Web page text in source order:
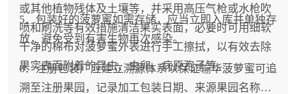
或其他植物残体及土壤等，并采用高压气枪或水枪吹
喷和刷洗等有效措施清洁果实表面，必要时可用细软
干净的棉布对菠萝蜜外表进行手工擦拭，以有效去除
果实表面附着的昆虫、虫卵、病原孢子等。
5．包装好的菠萝蜜如需存储，应当立即入库并单独存
放，避免受到有害生物再次感染。
6．注册包装厂应建立溯源体系以保证输华菠萝蜜可追
溯至注册果园，记录加工包装日期、来源果园名称或